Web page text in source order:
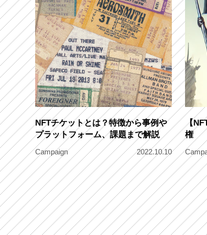
NFTチケットとは？特徴から事例や
プラットフォーム、課題まで解説
Campaign 2022.10.10
【
権